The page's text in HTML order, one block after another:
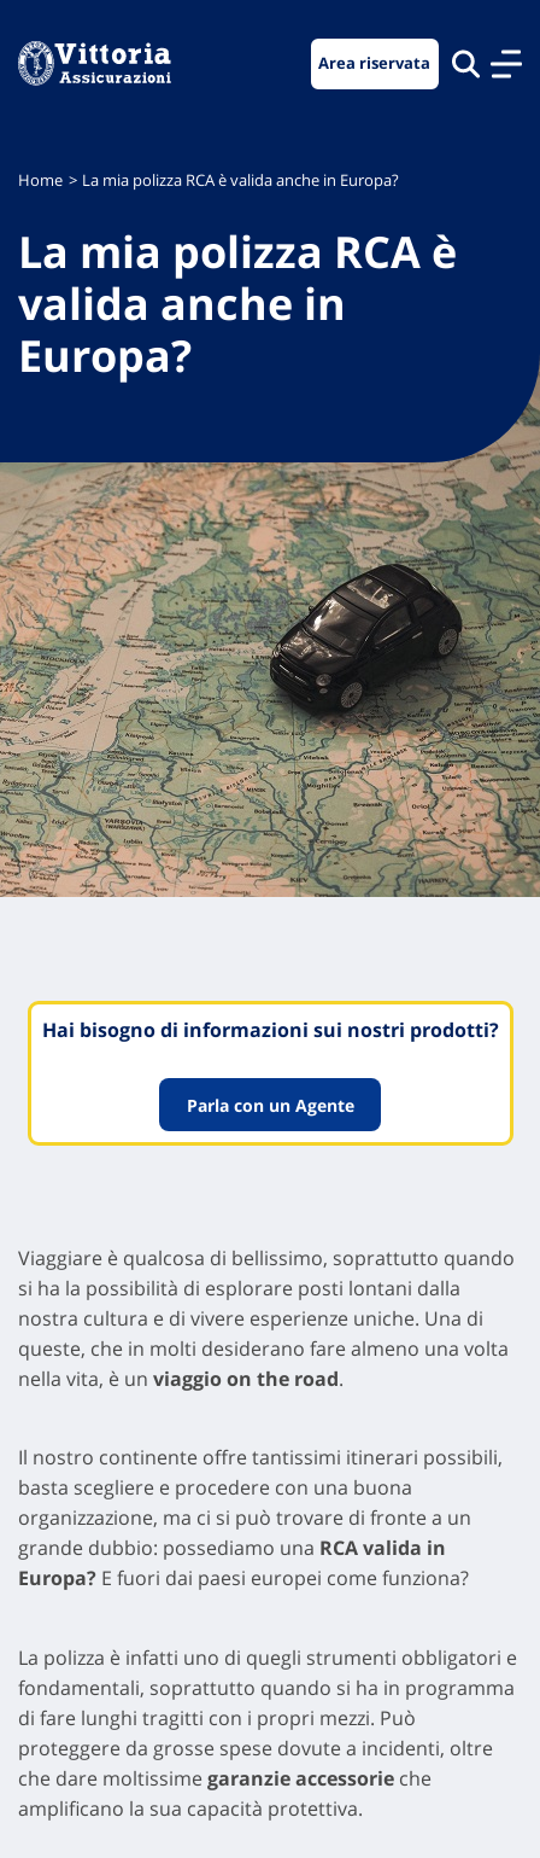
menu
contenuto
footer
Area riservata
Home La mia polizza RCA è valida anche in Europa?
La mia polizza RCA è
valida anche in
Europa?
Hai bisogno di informazioni sui nostri prodotti?
Parla con un Agente
Viaggiare è qualcosa di bellissimo, soprattutto quando
si ha la possibilità di esplorare posti lontani dalla
nostra cultura e di vivere esperienze uniche. Una di
queste, che in molti desiderano fare almeno una volta
nella vita, è un viaggio on the road.
Il nostro continente offre tantissimi itinerari possibili,
basta scegliere e procedere con una buona
organizzazione, ma ci si può trovare di fronte a un
grande dubbio: possediamo una RCA valida in
Europa? E fuori dai paesi europei come funziona?
La polizza è infatti uno di quegli strumenti obbligatori e
fondamentali, soprattutto quando si ha in programma
di fare lunghi tragitti con i propri mezzi. Può
proteggere da grosse spese dovute a incidenti, oltre
che dare moltissimegaranzie accessorie che
amplificano la sua capacità protettiva.